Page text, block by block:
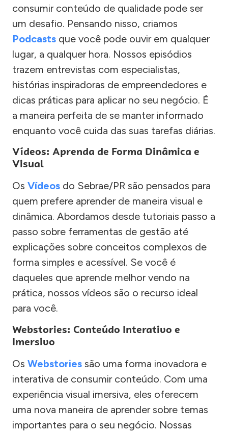
consumir conteúdo de qualidade pode ser
um desafio. Pensando nisso, criamos
Podcasts que você pode ouvir em qualquer
lugar, a qualquer hora. Nossos episódios
trazem entrevistas com especialistas,
histórias inspiradoras de empreendedores e
dicas práticas para aplicar no seu negócio. É
a maneira perfeita de se manter informado
enquanto você cuida das suas tarefas diárias.
Vídeos: Aprenda de Forma Dinâmica e
Visual
Os Vídeos do Sebrae/PR são pensados para
quem prefere aprender de maneira visual e
dinâmica. Abordamos desde tutoriais passo a
passo sobre ferramentas de gestão até
explicações sobre conceitos complexos de
forma simples e acessível. Se você é
daqueles que aprende melhor vendo na
prática, nossos vídeos são o recurso ideal
para você.
Webstories: Conteúdo Interativo e
Imersivo
Os Webstories são uma forma inovadora e
interativa de consumir conteúdo. Com uma
experiência visual imersiva, eles oferecem
uma nova maneira de aprender sobre temas
importantes para o seu negócio. Nossas